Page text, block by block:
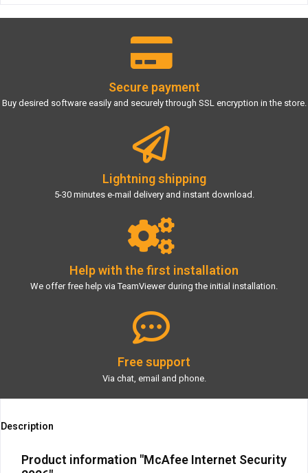
Secure payment
Buy desired software easily and securely through SSL encryption in the store.
Lightning shipping
5-30 minutes e-mail delivery and instant download.
Help with the first installation
We offer free help via TeamViewer during the initial installation.
Free support
Via chat, email and phone.
Description
Product information "McAfee Internet Security